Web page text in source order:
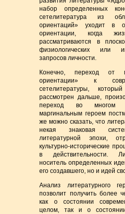
набор определенных
сетелитература из
ориентаций» уходит в
ориентации, когда
рассматриваются в
физиологических или
запросов личности.
Конечно, переход от
ориентации» к
сетелитературы,
рассмотрен дальше,
переход во многом
маргинальным героем
же можно сказать, что
некая знаковая
литературной эпохи,
культурно-исторические
в действительности.
носитель определенных
его создавшего, но и идей
Анализ литературного
позволит получить более
как о состоянии
целом, так и о